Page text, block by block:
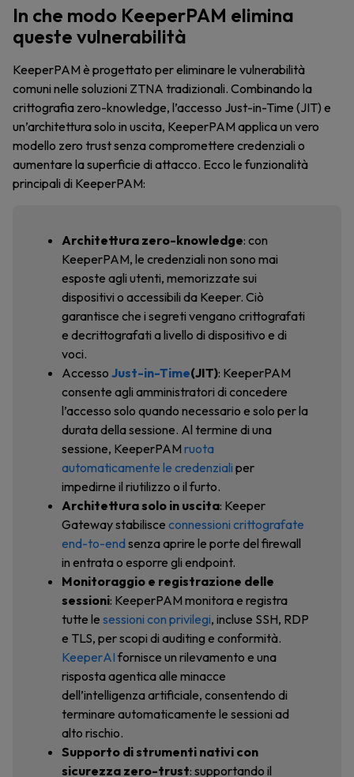
In che modo KeeperPAM elimina
queste vulnerabilità
KeeperPAM è progettato per eliminare le vulnerabilità
comuni nelle soluzioni ZTNA tradizionali. Combinando la
crittografia zero-knowledge, l’accesso Just-in-Time (JIT) e
un’architettura solo in uscita, KeeperPAM applica un vero
modello zero trust senza compromettere credenziali o
aumentare la superficie di attacco. Ecco le funzionalità
principali di KeeperPAM:
Architettura zero-knowledge: con
KeeperPAM, le credenziali non sono mai
esposte agli utenti, memorizzate sui
dispositivi o accessibili da Keeper. Ciò
garantisce che i segreti vengano crittografati
e decrittografati a livello di dispositivo e di
voci.
Accesso Just-in-Time(JIT): KeeperPAM
consente agli amministratori di concedere
l’accesso solo quando necessario e solo per la
durata della sessione. Al termine di una
sessione, KeeperPAM ruota
automaticamente le credenziali per
impedirne il riutilizzo o il furto.
Architettura solo in uscita: Keeper
Gateway stabilisce connessioni crittografate
end-to-endsenza aprire le porte del firewall
in entrata o esporre gli endpoint.
Monitoraggio e registrazione delle
sessioni: KeeperPAM monitora e registra
tutte le sessioni con privilegi, incluse SSH, RDP
e TLS, per scopi di auditing e conformità.
KeeperAIfornisce un rilevamento e una
risposta agentica alle minacce
dell’intelligenza artificiale, consentendo di
terminare automaticamente le sessioni ad
alto rischio.
Supporto di strumenti nativi con
sicurezza zero-trust: supportando il